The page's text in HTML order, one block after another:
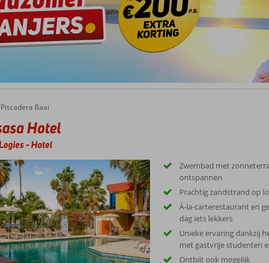
Sambil Curaçao
zal het winkelcentrum ‘Sambil’ Curaçao haar deuren openen. Hier kun
en 4 pleinen zal het de grootste shopping center van het eiland worden.
Baai.
Piscadera Baai
Hotel
-Hotel
Zwembad met
ontspannen
Prachtig zandstrand op
À-la-carterestaurant en
dag iets lekkers
Unieke ervaring dankzij
met gastvrije studenten
Ontbijt ook mogelijk